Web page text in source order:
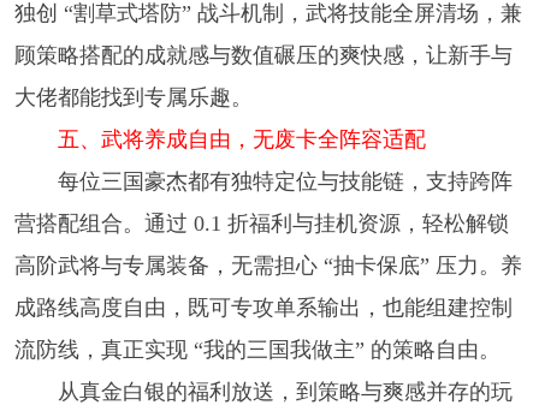
独创 “割草式塔防” 战斗机制，武将技能全屏清场，兼
顾策略搭配的成就感与数值碾压的爽快感，让新手与
大佬都能找到专属乐趣。​
五、武将养成自由，无废卡全阵容适配​
每位三国豪杰都有独特定位与技能链，支持跨阵
营搭配组合。通过 0.1 折福利与挂机资源，轻松解锁
高阶武将与专属装备，无需担心 “抽卡保底” 压力。养
成路线高度自由，既可专攻单系输出，也能组建控制
流防线，真正实现 “我的三国我做主” 的策略自由。​
从真金白银的福利放送，到策略与爽感并存的玩